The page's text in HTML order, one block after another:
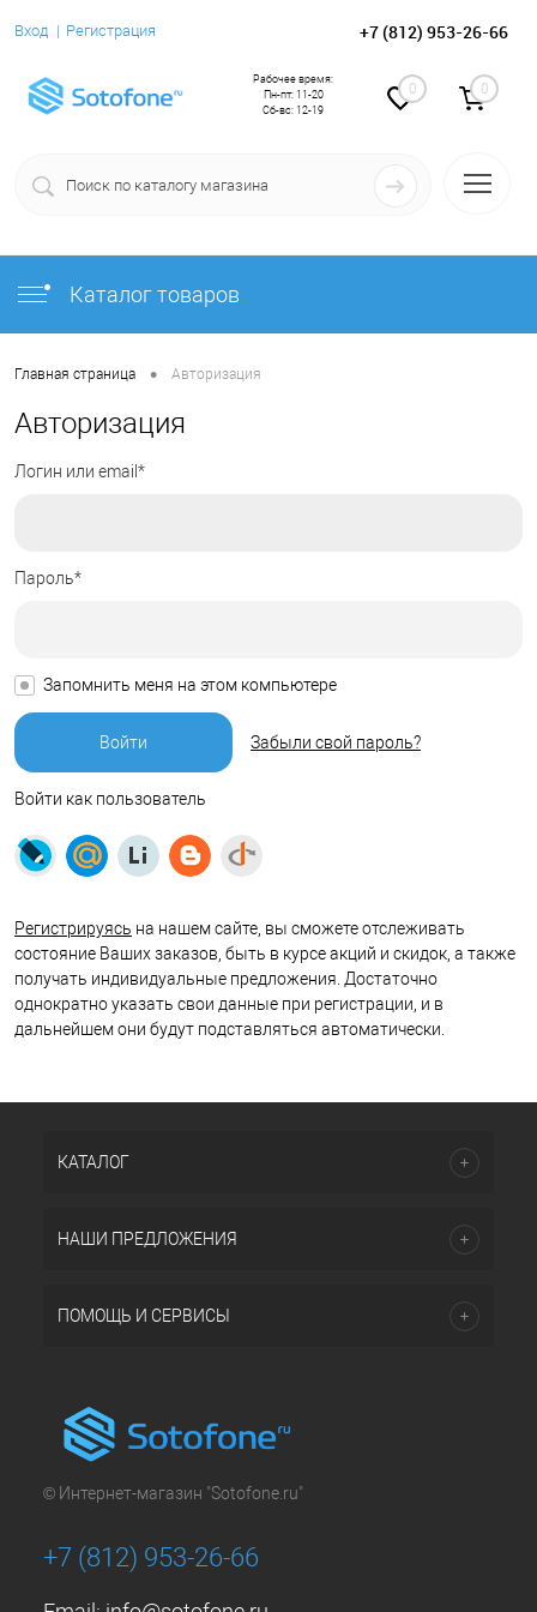
Вход Регистрация +7 (812) 953-26-66
0 0
Рабочее время:
Пн-пт: 11-20
Сб-вс: 12-19
Каталог товаров
Главная страница • Авторизация
Авторизация
Логин или email*
Пароль*
Запомнить меня на этом компьютере
Забыли свой пароль?
Войти как пользователь
Регистрируясь на нашем сайте, вы сможете отслеживать
состояние Ваших заказов, быть в курсе акций и скидок, а также
получать индивидуальные предложения. Достаточно
однократно указать свои данные при регистрации, и в
дальнейшем они будут подставляться автоматически.
КАТАЛОГ
НАШИ ПРЕДЛОЖЕНИЯ
ПОМОЩЬ И СЕРВИСЫ
© Интернет-магазин "Sotofone.ru"
+7 (812) 953-26-66